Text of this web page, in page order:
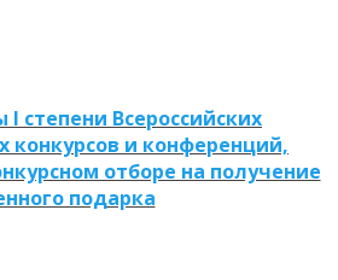
степени Всероссийских
конкурсов и конференций,
отборе на получение
подарка